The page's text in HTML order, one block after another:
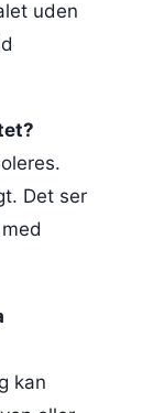
uden
Det ser
kan